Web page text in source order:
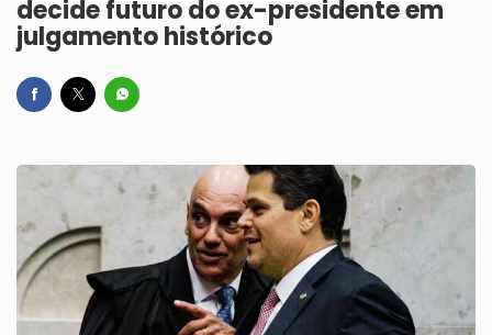
decide futuro do ex-presidente em
julgamento histórico